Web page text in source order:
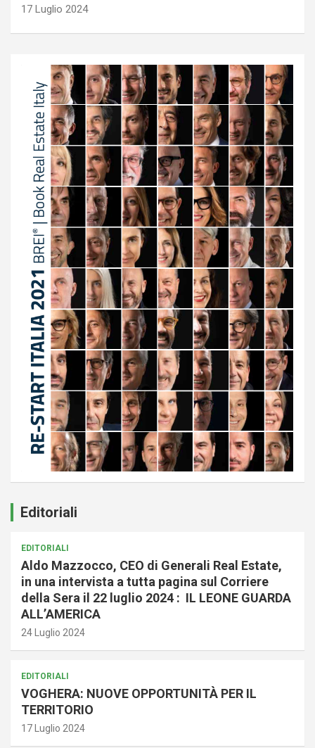
17 Luglio 2024
Editoriali
EDITORIALI
Aldo Mazzocco, CEO di Generali Real Estate,
in una intervista a tutta pagina sul Corriere
della Sera il 22 luglio 2024 : IL LEONE GUARDA
ALL’AMERICA
24 Luglio 2024
EDITORIALI
VOGHERA: NUOVE OPPORTUNITÀ PER IL
TERRITORIO
17 Luglio 2024